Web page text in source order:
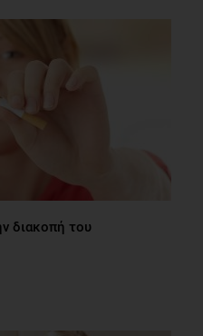
διακοπή του